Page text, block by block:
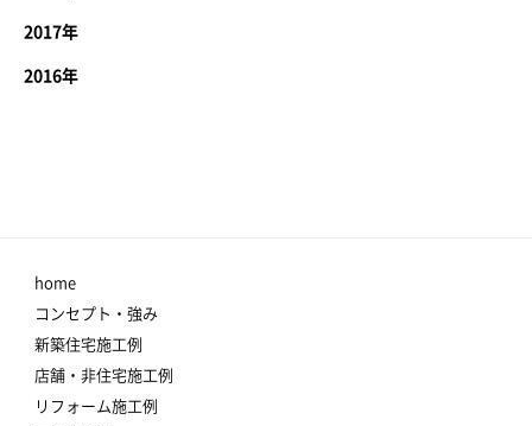
2017年
2016年
home
コンセプト・強み
新築住宅施工例
店舗・非住宅施工例
リフォーム施工例